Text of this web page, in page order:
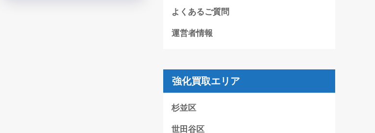
よくあるご質問
運営者情報
強化買取エリア
杉並区
世田谷区